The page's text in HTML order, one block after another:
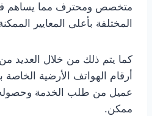
متخصص ومحترف مما يساهم
المختلفة بأعلى المعايير
كما يتم ذلك من خلال العديد
أرقام الهواتف الأرضية
عميل من طلب الخدمة
ممكن.